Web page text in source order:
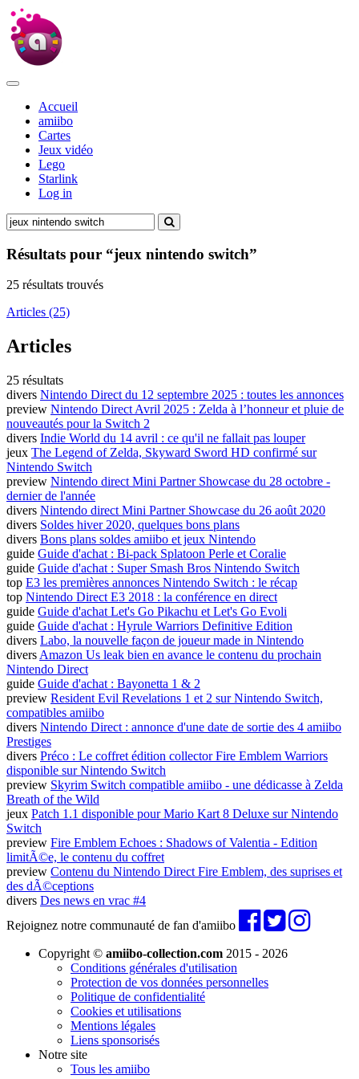
Accueil
amiibo
Cartes
Jeux vidéo
Lego
Starlink
Log in
Résultats pour “jeux nintendo switch”
25 résultats trouvés
Articles (25)
Articles
25 résultats
divers Nintendo Direct du 12 septembre 2025 : toutes les annonces
preview Nintendo Direct Avril 2025 : Zelda à l’honneur et pluie de
nouveautés pour la Switch 2
divers Indie World du 14 avril : ce qu'il ne fallait pas louper
jeux The Legend of Zelda, Skyward Sword HD confirmé sur
Nintendo Switch
preview Nintendo direct Mini Partner Showcase du 28 octobre -
dernier de l'année
divers Nintendo direct Mini Partner Showcase du 26 août 2020
divers Soldes hiver 2020, quelques bons plans
divers Bons plans soldes amiibo et jeux Nintendo
guide Guide d'achat : Bi-pack Splatoon Perle et Coralie
guide Guide d'achat : Super Smash Bros Nintendo Switch
top E3 les premières annonces Nintendo Switch : le récap
top Nintendo Direct E3 2018 : la conférence en direct
guide Guide d'achat Let's Go Pikachu et Let's Go Evoli
guide Guide d'achat : Hyrule Warriors Definitive Edition
divers Labo, la nouvelle façon de joueur made in Nintendo
divers Amazon Us leak bien en avance le contenu du prochain
Nintendo Direct
guide Guide d'achat : Bayonetta 1 & 2
preview Resident Evil Revelations 1 et 2 sur Nintendo Switch,
compatibles amiibo
divers Nintendo Direct : annonce d'une date de sortie des 4 amiibo
Prestiges
divers Préco : Le coffret édition collector Fire Emblem Warriors
disponible sur Nintendo Switch
preview Skyrim Switch compatible amiibo - une dédicasse à Zelda
Breath of the Wild
jeux Patch 1.1 disponible pour Mario Kart 8 Deluxe sur Nintendo
Switch
preview Fire Emblem Echoes : Shadows of Valentia - Edition
limitÃ©e, le contenu du coffret
preview Contenu du Nintendo Direct Fire Emblem, des suprises et
des dÃ©ceptions
divers Des news en vrac #4
Rejoignez notre communauté de fan d'amiibo
Copyright © amiibo-collection.com 2015 - 2026
Conditions générales d'utilisation
Protection de vos données personnelles
Politique de confidentialité
Cookies et utilisations
Mentions légales
Liens sponsorisés
Notre site
Tous les amiibo